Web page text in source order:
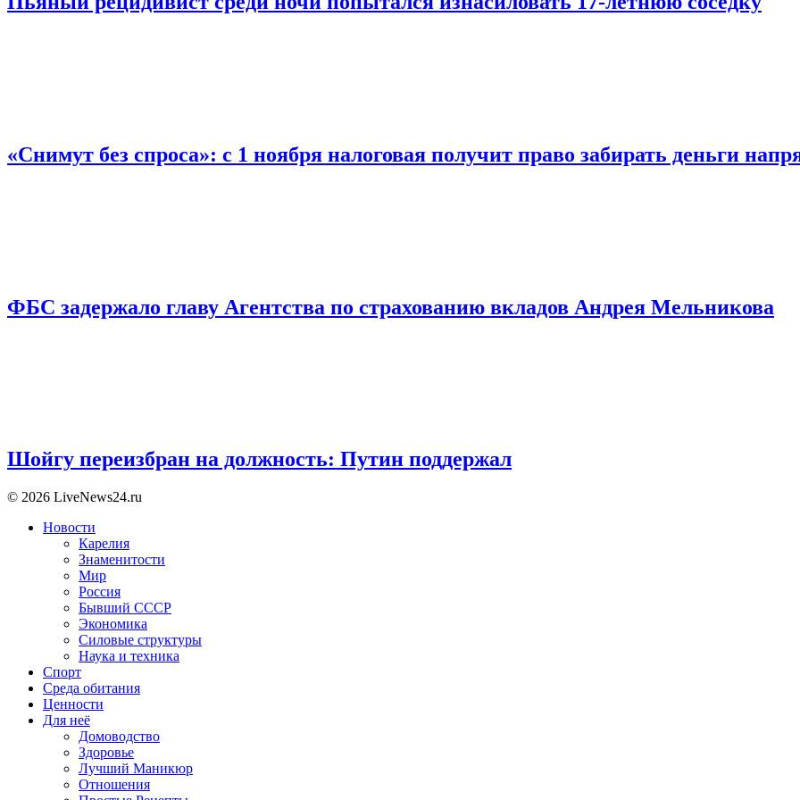
«Снимут без спроса»: с 1 ноября налоговая получит право забирать деньги
ФБС задержало главу Агентства по страхованию вкладов Андрея Мельникова
Шойгу переизбран на должность: Путин поддержал
© 2026 LiveNews24.ru
Новости
Карелия
Знаменитости
Мир
Россия
Бывший СССР
Экономика
Силовые структуры
Наука и техника
Спорт
Среда обитания
Ценности
Для неё
Домоводство
Здоровье
Лучший Маникюр
Отношения